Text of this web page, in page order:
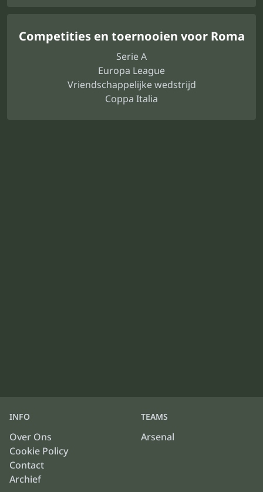
Competities en toernooien voor Roma
Serie A
Europa League
Vriendschappelijke wedstrijd
Coppa Italia
INFO
Over Ons
Cookie Policy
Contact
Archief
TEAMS
Arsenal